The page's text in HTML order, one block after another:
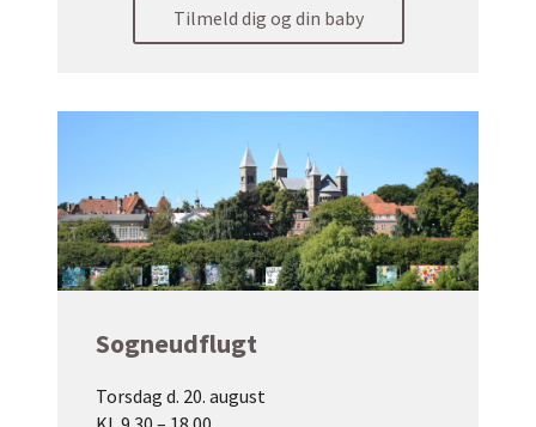
Tilmeld dig og din baby
Sogneudflugt
Torsdag d. 20. august